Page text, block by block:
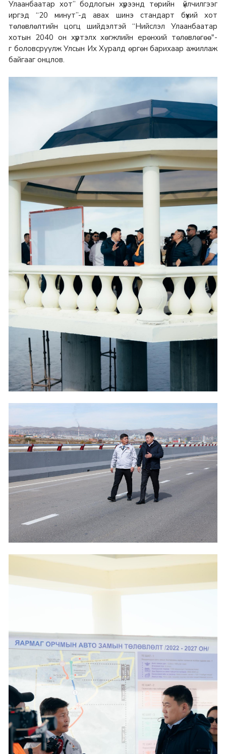
Улаанбаатар хот” бодлогын хүрээнд төрийн үйлчилгээг
иргэд “20 минут”-д авах шинэ стандарт бүхий хот
төлөвлөлтийн цогц шийдэлтэй “Нийслэл Улаанбаатар
хотын 2040 он хүртэлх хөгжлийн ерөнхий төлөвлөгөө"-
г боловсруулж Улсын Их Хуралд өргөн барихаар ажиллаж
байгааг онцлов.